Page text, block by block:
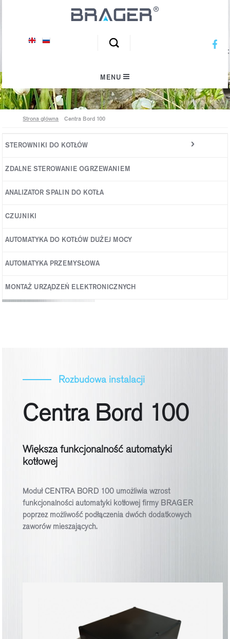
MENU
Inspirujemy ekologiczny klimat
Strona główna Centra Bord 100
STEROWNIKI DO KOTŁÓW
Sterowniki do kotła na pellet
ZDALNE STEROWANIE OGRZEWANIEM
ANALIZATOR SPALIN DO KOTŁA
CZUJNIKI
AUTOMATYKA DO KOTŁÓW DUŻEJ MOCY
AUTOMATYKA PRZEMYSŁOWA
MONTAŻ URZĄDZEŃ ELEKTRONICZNYCH
Rozbudowa instalacji
Centra Bord 100
Większa funkcjonalność automatyki
kotłowej
Moduł CENTRA BORD 100 umożliwia wzrost
funkcjonalności automatyki kotłowej firmy BRAGER
poprzez możliwość podłączenia dwóch dodatkowych
zaworów mieszających.